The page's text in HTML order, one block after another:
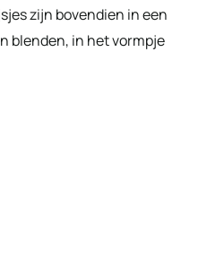
zijn bovendien in een
blenden, in het vormpje